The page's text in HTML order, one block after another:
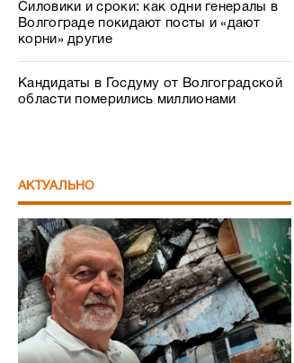
Силовики и сроки: как одни генералы в
Волгограде покидают посты и «дают
корни» другие
Кандидаты в Госдуму от Волгоградской
области померились миллионами
АКТУАЛЬНО